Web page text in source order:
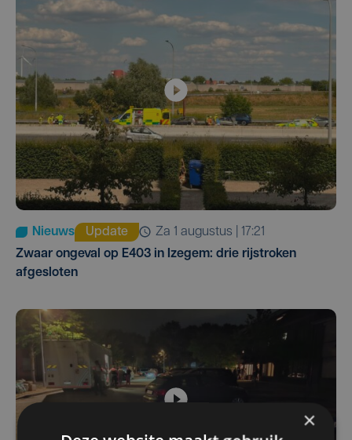
Nieuws Update
za 1 augustus | 17:21
Zwaar ongeval op E403 in Izegem: drie rijstroken
afgesloten
×